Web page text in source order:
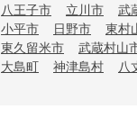
八王子市
立川市 武
小平市
日野市 東村
東久留米市
武蔵村山
大島町
神津島村 八